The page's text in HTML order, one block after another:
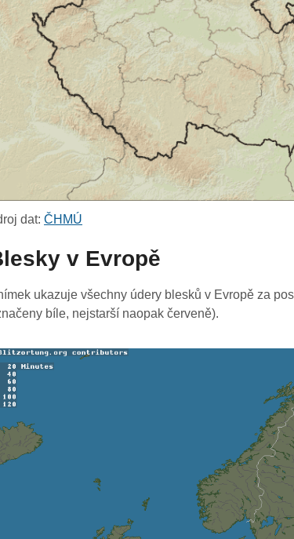
dat:ČHMÚ
v Evropě
ukazuje všechny údery blesků v Evropě za
bíle, nejstarší naopak červeně).